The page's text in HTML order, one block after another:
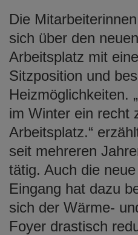
Die
sich über den
Arbeitsplatz mit
Sitzposition und
Heizmöglichkeiten.
im Winter ein recht
Arbeitsplatz.“
seit mehreren
tätig. Auch die
Eingang hat dazu
sich der Wärme-
Foyer drastisch